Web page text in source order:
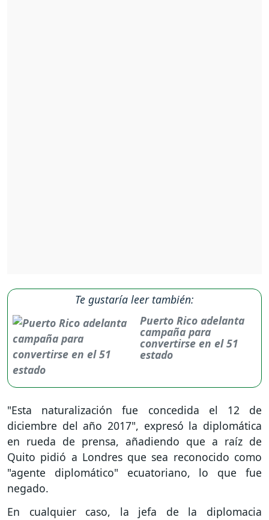
Te gustaría leer también:
Puerto Rico adelanta
campaña para
convertirse en el 51
estado
"Esta naturalización fue concedida el 12 de
diciembre del año 2017", expresó la diplomática
en rueda de prensa, añadiendo que a raíz de
Quito pidió a Londres que sea reconocido como
"agente diplomático" ecuatoriano, lo que fue
negado.
En cualquier caso, la jefa de la diplomacia